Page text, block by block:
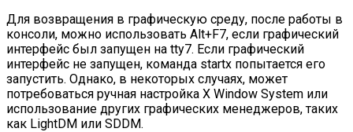
Для возвращения в графическую среду, после работы в
консоли, можно использовать Alt+F7, если графический
интерфейс был запущен на tty7. Если графический
интерфейс не запущен, команда startx попытается его
запустить. Однако, в некоторых случаях, может
потребоваться ручная настройка X Window System или
использование других графических менеджеров, таких
как LightDM или SDDM.